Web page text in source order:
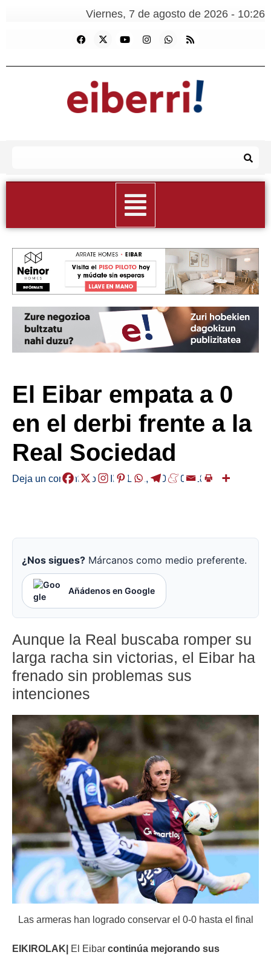
Viernes, 7 de agosto de 2026 - 10:26
El Eibar empata a 0
en el derbi frente a la
Real Sociedad
Deja un comentario /KIROLAK , /2025-04-18
¿Nos sigues? Márcanos como medio preferente.
Añádenos en Google
Aunque la Real buscaba romper su
larga racha sin victorias, el Eibar ha
frenado sin problemas sus
intenciones
Las armeras han logrado conservar el 0-0 hasta el final
EIKIROLAK| El Eibar continúa mejorando sus